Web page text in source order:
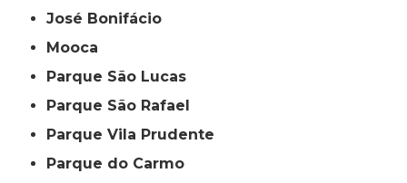
José Bonifácio
Mooca
Parque São Lucas
Parque São Rafael
Parque Vila Prudente
Parque do Carmo